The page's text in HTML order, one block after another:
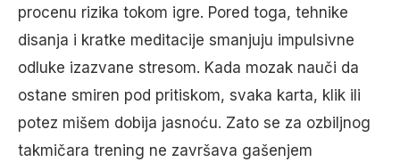
procenu rizika tokom igre. Pored toga, tehnike
disanja i kratke meditacije smanjuju impulsivne
odluke izazvane stresom. Kada mozak nauči da
ostane smiren pod pritiskom, svaka karta, klik ili
potez mišem dobija jasnoću. Zato se za ozbiljnog
takmičara trening ne završava gašenjem